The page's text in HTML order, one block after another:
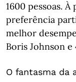
1600 pessoas.
preferência
melhor
Boris Johnson
O fantasma da